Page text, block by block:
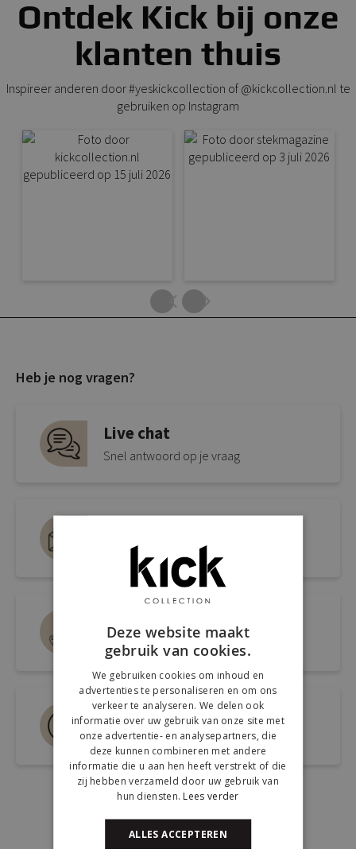
Ontdek Kick bij onze
klanten thuis
Inspireer anderen door #yeskickcollection of @kickcollection.nl te
gebruiken op Instagram
Heb je nog vragen?
Live chat
Snel antwoord op je vraag
info@kickcollection.nl
Route naar de winkel
Open link naar Google Maps
Bel ons 0180-660999
Spreek een medewerker
Deze website maakt
gebruik van cookies.
We gebruiken cookies om inhoud en
advertenties te personaliseren en om ons
verkeer te analyseren. We delen ook
informatie over uw gebruik van onze site met
onze advertentie- en analysepartners, die
deze kunnen combineren met andere
informatie die u aan hen heeft verstrekt of die
zij hebben verzameld door uw gebruik van
hun diensten. Lees verder
ALLES ACCEPTEREN